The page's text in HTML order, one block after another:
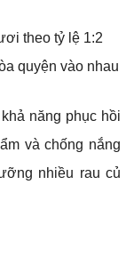
theo tỷ lệ 1:2
quyện vào nhau
năng phục hồi
và chống nắng
nhiều rau củ